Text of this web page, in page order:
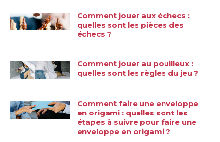
Comment jouer aux échecs :
quelles sont les pièces des
échecs ?
Comment jouer au pouilleux :
quelles sont les règles du jeu ?
Comment faire une enveloppe
en origami : quelles sont les
étapes à suivre pour faire une
enveloppe en origami ?